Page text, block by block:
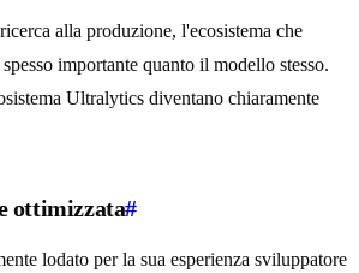
alla produzione, l'ecosistema che
importante quanto il modello stesso.
Ultralytics diventano chiaramente
ottimizzata#
lodato per la sua esperienza sviluppatore